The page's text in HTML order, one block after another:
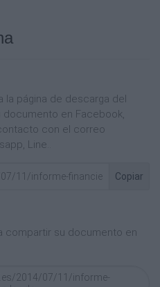
la página de descarga del
en Facebook,
con el correo
Line..
Copiar
compartir su documento en